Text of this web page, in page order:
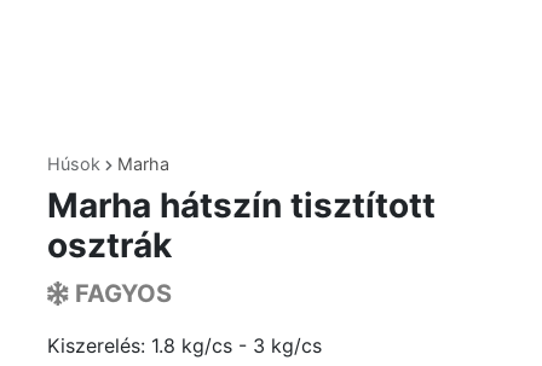
Húsok Marha
Marha hátszín tisztított
osztrák
FAGYOS
Kiszerelés: 1.8 kg/cs - 3 kg/cs